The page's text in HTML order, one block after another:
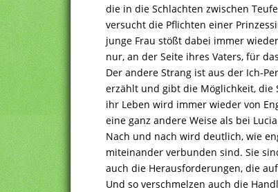
die in die Schlachten zwischen
versucht die Pflichten einer
junge Frau stößt dabei immer
nur, an der Seite ihres Vaters, für
Der andere Strang ist aus der Ich-
erzählt und gibt die Möglichkeit, die
ihr Leben wird immer wieder von
eine ganz andere Weise als bei
Nach und nach wird deutlich, wie
miteinander verbunden sind. Sie
auch die Herausforderungen, die
Und so verschmelzen auch die